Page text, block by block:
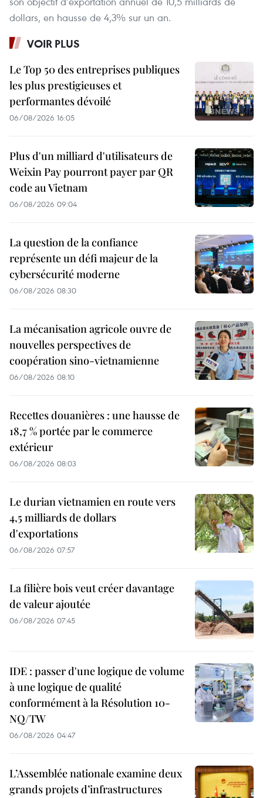
dollars, en hausse de 4,3% sur un an.
VOIR PLUS
Le Top 50 des entreprises publiques
les plus prestigieuses et
performantes dévoilé
06/08/2026 16:05
Plus d'un milliard d'utilisateurs de
Weixin Pay pourront payer par QR
code au Vietnam
06/08/2026 09:04
La question de la confiance
représente un défi majeur de la
cybersécurité moderne
06/08/2026 08:30
La mécanisation agricole ouvre de
nouvelles perspectives de
coopération sino-vietnamienne
06/08/2026 08:10
Recettes douanières : une hausse de
18,7 % portée par le commerce
extérieur
06/08/2026 08:03
Le durian vietnamien en route vers
4,5 milliards de dollars
d'exportations
06/08/2026 07:57
La filière bois veut créer davantage
de valeur ajoutée
06/08/2026 07:45
IDE : passer d'une logique de volume
à une logique de qualité
conformément à la Résolution 10-
NQ/TW
06/08/2026 04:47
L’Assemblée nationale examine deux
grands projets d’infrastructures